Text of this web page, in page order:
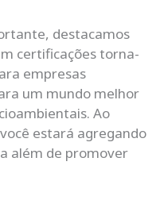
destacamos
certificações torna-
empresas
um mundo melhor
Ao
estará agregando
além de promover